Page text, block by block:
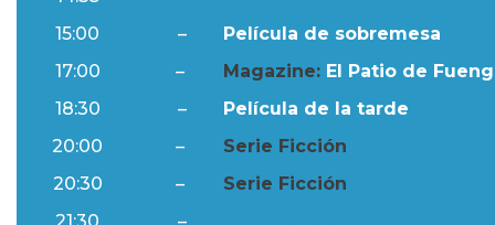
15:00
–
Película de sobremesa
17:00
– Magazine: El Patio de
18:30
–
Película de la tarde
20:00
–
Serie Ficción
20:30
–
Serie Ficción
21:30
–